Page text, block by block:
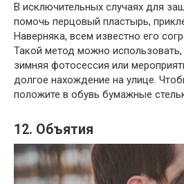
В исключительных случаях для
помочь перцовый пластырь,
Наверняка, всем известно его
Такой метод можно
зимняя фотосессия или
долгое нахождение на улице.
положите в обувь бумажные
12. Объятия